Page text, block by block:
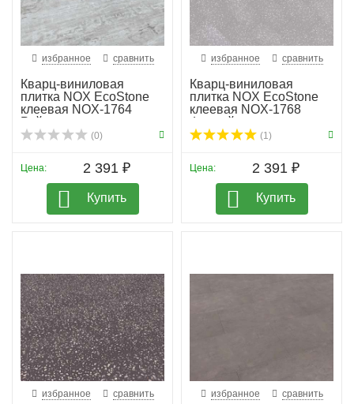
избранное сравнить
Кварц-виниловая
плитка NOX EcoStone
клеевая NOX-1764
Рейнир
(0)
Цена: 2 391 ₽
Купить
избранное сравнить
Кварц-виниловая
плитка NOX EcoStone
клеевая NOX-1768
Фицрой
(1)
Цена: 2 391 ₽
Купить
избранное сравнить избранное сравнить